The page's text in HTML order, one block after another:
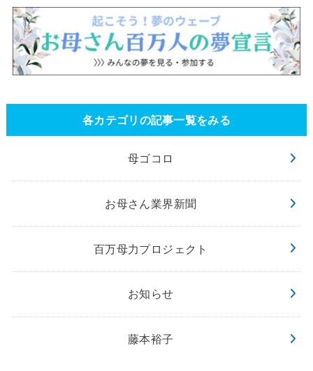
各カテゴリの記事一覧をみる
母ゴコロ
お母さん業界新聞
百万母力プロジェクト
お知らせ
藤本裕子